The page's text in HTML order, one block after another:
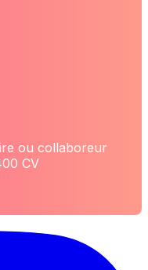
ou collaboreur
CV